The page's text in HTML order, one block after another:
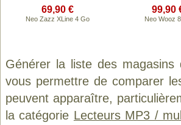
69,90 €
Neo Zazz XLine 4 Go
99,90
Neo Wooz
Générer la liste des
vous permettre de comparer
peuvent apparaître,
la catégorie Lecteurs MP3 /